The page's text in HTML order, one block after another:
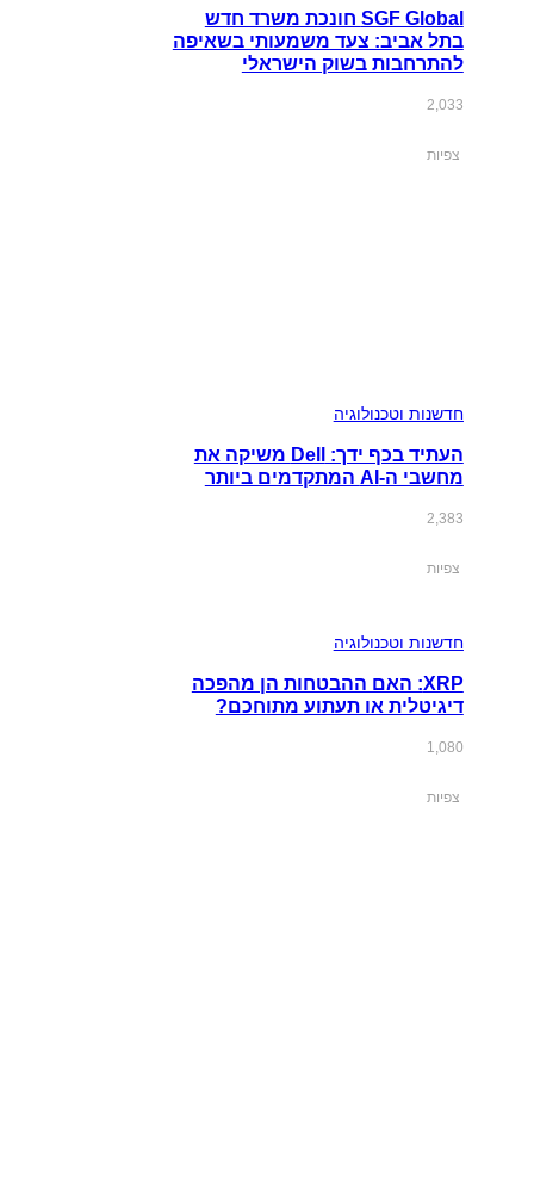
SGF Global חונכת משרד חדש
בתל אביב: צעד משמעותי בשאיפה
להתרחבות בשוק הישראלי
2,033
צפיות
חדשנות וטכנולוגיה
העתיד בכף ידך: Dell משיקה את
מחשבי ה-AI המתקדמים ביותר
2,383
צפיות
חדשנות וטכנולוגיה
XRP: האם ההבטחות הן מהפכה
דיגיטלית או תעתוע מתוחכם?
1,080
צפיות